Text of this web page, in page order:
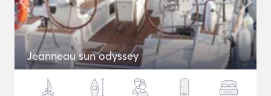
Jeanneau sun odyssey